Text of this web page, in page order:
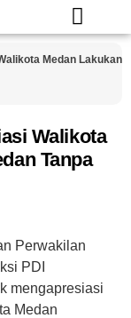
Medan Lakukan
Walikota
Tanpa
Perwakilan
PDI
mengapresiasi
Medan